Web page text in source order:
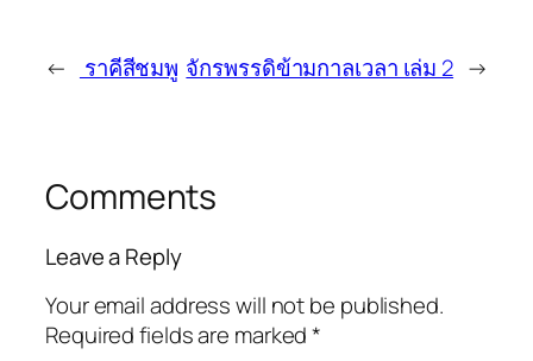
← ราคีสีชมพู จักรพรรดิข้ามกาลเวลา เล่ม 2 →
Comments
Leave a Reply
Your email address will not be published.
Required fields are marked*